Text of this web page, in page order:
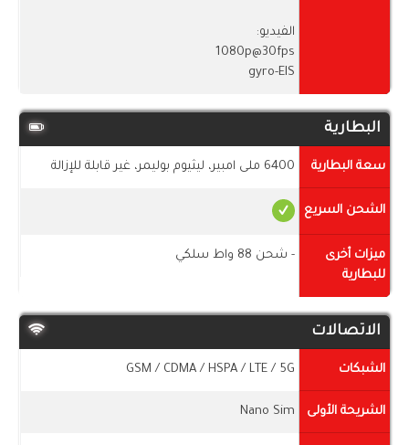
الفيديو:
1080p@30fps
gyro-EIS
البطارية
سعة البطارية 6400 ملى امبير، ليثيوم بوليمر، غير قابلة للإزالة
الشحن السريع
ميزات أخرى
للبطارية
- شحن 88 واط سلكي
الاتصالات
الشبكات GSM / CDMA / HSPA / LTE / 5G
الشريحة الأولى Nano Sim